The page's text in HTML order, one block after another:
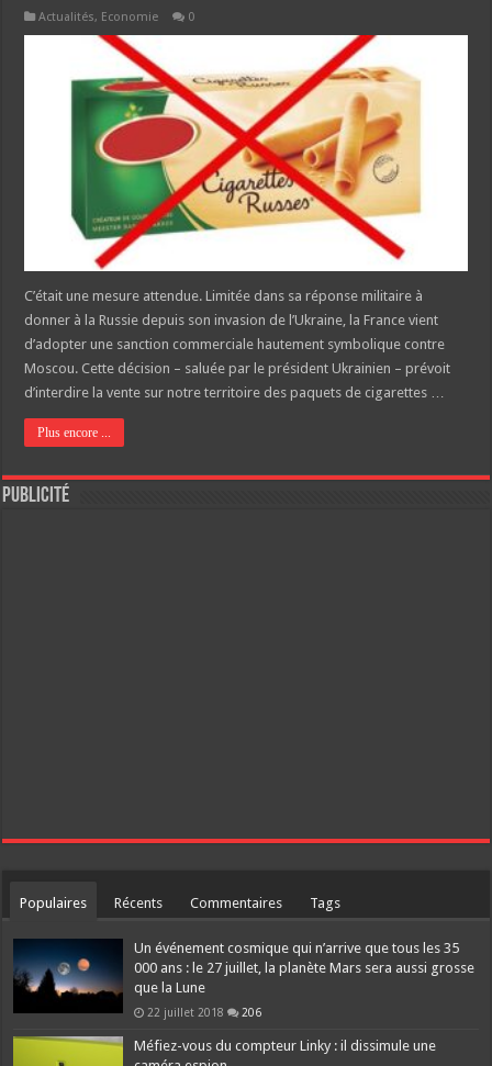
Actualités, Economie 0
C’était une mesure attendue. Limitée dans sa réponse militaire à
donner à la Russie depuis son invasion de l’Ukraine, la France vient
d’adopter une sanction commerciale hautement symbolique contre
Moscou. Cette décision – saluée par le président Ukrainien – prévoit
d’interdire la vente sur notre territoire des paquets de cigarettes …
Plus encore ...
Publicité
Populaires Récents Commentaires Tags
Un événement cosmique qui n’arrive que tous les 35
000 ans : le 27 juillet, la planète Mars sera aussi grosse
que la Lune
22 juillet 2018 206
Méfiez-vous du compteur Linky : il dissimule une